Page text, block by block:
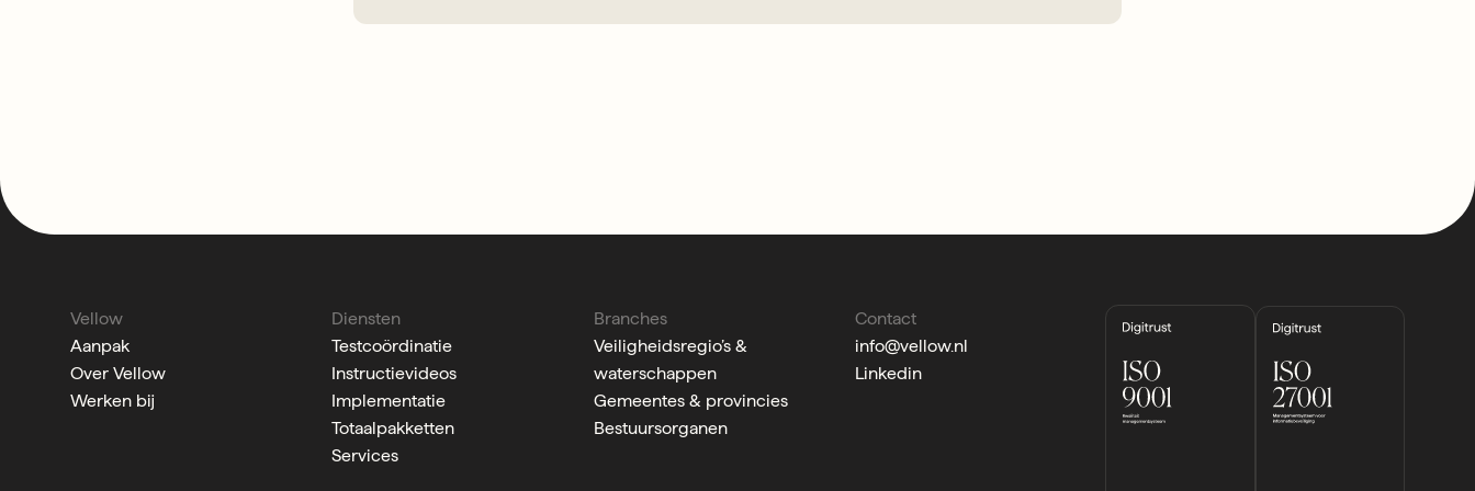
Vellow
Aanpak
Over Vellow
Werken bij
Diensten
Testcoördinatie
Instructievideos
Implementatie
Totaalpakketten
Services
Branches
Veiligheidsregio’s &
waterschappen
Gemeentes & provincies
Bestuursorganen
Contact
info@vellow.nl
Linkedin